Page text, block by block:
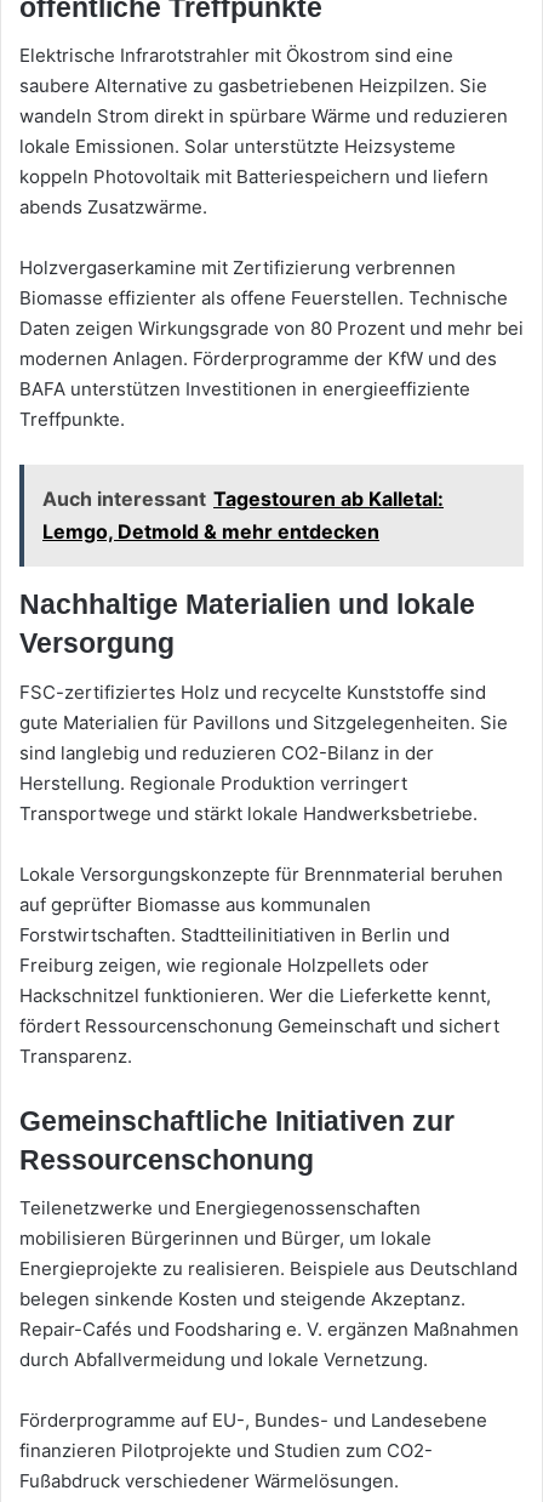
öffentliche Treffpunkte
Elektrische Infrarotstrahler mit Ökostrom sind eine
saubere Alternative zu gasbetriebenen Heizpilzen. Sie
wandeln Strom direkt in spürbare Wärme und reduzieren
lokale Emissionen. Solar unterstützte Heizsysteme
koppeln Photovoltaik mit Batteriespeichern und liefern
abends Zusatzwärme.
Holzvergaserkamine mit Zertifizierung verbrennen
Biomasse effizienter als offene Feuerstellen. Technische
Daten zeigen Wirkungsgrade von 80 Prozent und mehr bei
modernen Anlagen. Förderprogramme der KfW und des
BAFA unterstützen Investitionen in energieeffiziente
Treffpunkte.
Auch interessant Tagestouren ab Kalletal:
Lemgo, Detmold & mehr entdecken
Nachhaltige Materialien und lokale
Versorgung
FSC-zertifiziertes Holz und recycelte Kunststoffe sind
gute Materialien für Pavillons und Sitzgelegenheiten. Sie
sind langlebig und reduzieren CO2-Bilanz in der
Herstellung. Regionale Produktion verringert
Transportwege und stärkt lokale Handwerksbetriebe.
Lokale Versorgungskonzepte für Brennmaterial beruhen
auf geprüfter Biomasse aus kommunalen
Forstwirtschaften. Stadtteilinitiativen in Berlin und
Freiburg zeigen, wie regionale Holzpellets oder
Hackschnitzel funktionieren. Wer die Lieferkette kennt,
fördert Ressourcenschonung Gemeinschaft und sichert
Transparenz.
Gemeinschaftliche Initiativen zur
Ressourcenschonung
Teilenetzwerke und Energiegenossenschaften
mobilisieren Bürgerinnen und Bürger, um lokale
Energieprojekte zu realisieren. Beispiele aus Deutschland
belegen sinkende Kosten und steigende Akzeptanz.
Repair-Cafés und Foodsharing e. V. ergänzen Maßnahmen
durch Abfallvermeidung und lokale Vernetzung.
Förderprogramme auf EU-, Bundes- und Landesebene
finanzieren Pilotprojekte und Studien zum CO2-
Fußabdruck verschiedener Wärmelösungen.